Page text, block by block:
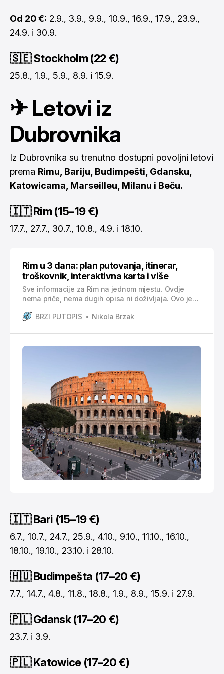
Od 20 €: 2.9., 3.9., 9.9., 10.9., 16.9., 17.9., 23.9.,
24.9. i 30.9.
🇸🇪 Stockholm (22 €)
25.8., 1.9., 5.9., 8.9. i 15.9.
✈ Letovi iz
Dubrovnika
Iz Dubrovnika su trenutno dostupni povoljni letovi
prema Rimu, Bariju, Budimpešti, Gdansku,
Katowicama, Marseilleu, Milanu i Beču.
🇮🇹 Rim (15–19 €)
17.7., 27.7., 30.7., 10.8., 4.9. i 18.10.
Rim u 3 dana: plan putovanja, itinerar,
troškovnik, interaktivna karta i više
Sve informacije za Rim na jednom mjestu. Ovdje
nema priče, nema dugih opisa ni doživljaja. Ovo je
sve što ti treba za organizaciju puta u Rim, složeno
BRZI PUTOPIS Nikola Brzak
🇮🇹 Bari (15–19 €)
6.7., 10.7., 24.7., 25.9., 4.10., 9.10., 11.10., 16.10.,
18.10., 19.10., 23.10. i 28.10.
🇭🇺 Budimpešta (17–20 €)
7.7., 14.7., 4.8., 11.8., 18.8., 1.9., 8.9., 15.9. i 27.9.
🇵🇱 Gdansk (17–20 €)
23.7. i 3.9.
🇵🇱 Katowice (17–20 €)